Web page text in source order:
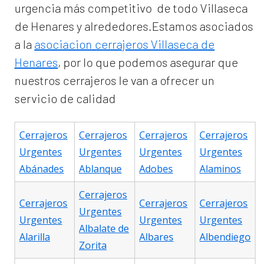
urgencia más competitivo de todo Villaseca
de Henares y alrededores.Estamos asociados
a la asociacion cerrajeros Villaseca de
Henares, por lo que podemos asegurar que
nuestros cerrajeros le van a ofrecer un
servicio de calidad
Cerrajeros
Urgentes
Abánades
Cerrajeros
Urgentes
Ablanque
Cerrajeros
Urgentes
Adobes
Cerrajeros
Urgentes
Alaminos
Cerrajeros
Urgentes
Alarilla
Cerrajeros
Urgentes
Albalate de
Zorita
Cerrajeros
Urgentes
Albares
Cerrajeros
Urgentes
Albendiego